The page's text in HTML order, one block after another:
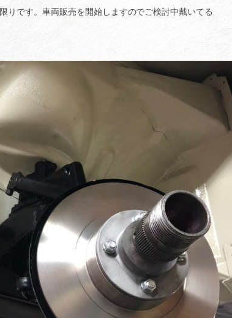
りです。車両販売を開始しますのでご検討中戴いてる